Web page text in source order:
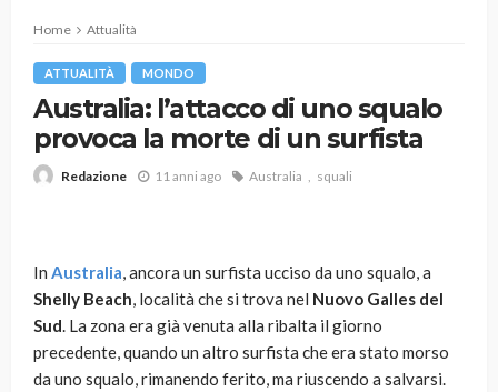
Home Attualità
ATTUALITÀ MONDO
Australia: l’attacco di uno squalo
provoca la morte di un surfista
Redazione 11 anni ago Australia squali
In Australia, ancora un surfista ucciso da uno squalo, a
Shelly Beach, località che si trova nel Nuovo Galles del
Sud. La zona era già venuta alla ribalta il giorno
precedente, quando un altro surfista che era stato morso
da uno squalo, rimanendo ferito, ma riuscendo a salvarsi.